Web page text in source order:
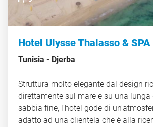
Hotel Ulysse Thalasso & SPA
Tunisia - Djerba
Struttura molto elegante dal design
direttamente sul mare e su una lunga
sabbia fine, l'hotel gode di
adatto ad una clientela che è alla